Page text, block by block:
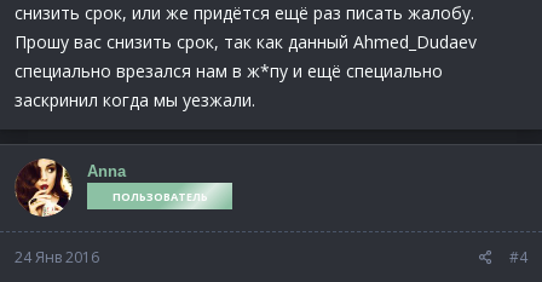
снизить срок, или же придётся ещё раз писать жалобу.
Прошу вас снизить срок, так как данный Ahmed_Dudaev
специально врезался нам в ж*пу и ещё специально
заскринил когда мы уезжали.
Anna
ПОЛЬЗОВАТЕЛЬ
24 Янв 2016 #4